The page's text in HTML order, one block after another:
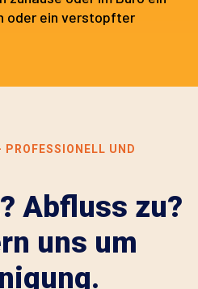
oder ein verstopfter
PROFESSIONELL UND
Abfluss zu?
uns um